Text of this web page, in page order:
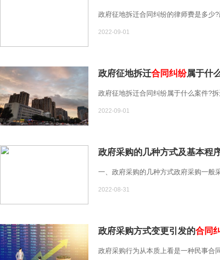
政府征地拆迁合同纠纷的律师费是多少
2022-09-01
政府征地拆迁合同纠纷属于什
政府征地拆迁合同纠纷属于什么案件?
2022-09-01
政府采购的几种方式及基本程
一、政府采购的几种方式政府采购一般
2022-08-31
政府采购方式变更引发的合同
政府采购行为从本质上看是一种民事合